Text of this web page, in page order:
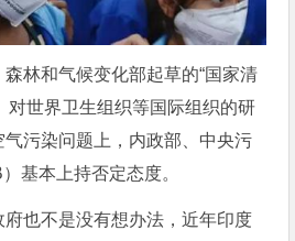
和气候变化部起草的“国家清
对世界卫生组织等国际组织的研
污染问题上，内政部、中央污
基本上持否定态度。
也不是没有想办法，近年印度